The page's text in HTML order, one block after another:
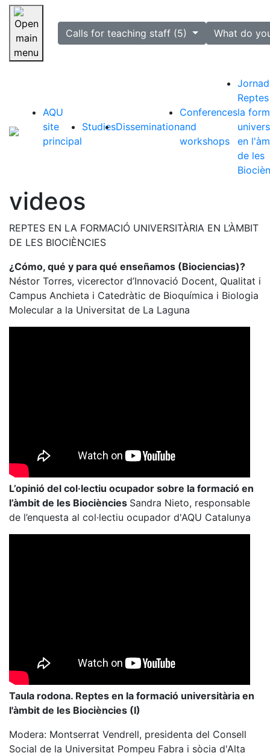
Skip navigation
selectedCalls for teaching staff (5) What do
AQU
site
principal
StudiesDissemination
Conferences
and
workshops
la
en
de les
videos
REPTES EN LA FORMACIÓ UNIVERSITÀRIA EN L’ÀMBIT
DE LES BIOCIÈNCIES
¿Cómo, qué y para qué enseñamos (Biociencias)?
Néstor Torres, vicerector d’Innovació Docent, Qualitat i
Campus Anchieta i Catedràtic de Bioquímica i Biologia
Molecular a la Universitat de La Laguna
L’opinió del col·lectiu ocupador sobre la formació en
l’àmbit de les Biociències Sandra Nieto, responsable
de l’enquesta al col·lectiu ocupador d'AQU Catalunya
Taula rodona. Reptes en la formació universitària en
l'àmbit de les Biociències (I)
Modera: Montserrat Vendrell, presidenta del Consell
Social de la Universitat Pompeu Fabra i sòcia d'Alta